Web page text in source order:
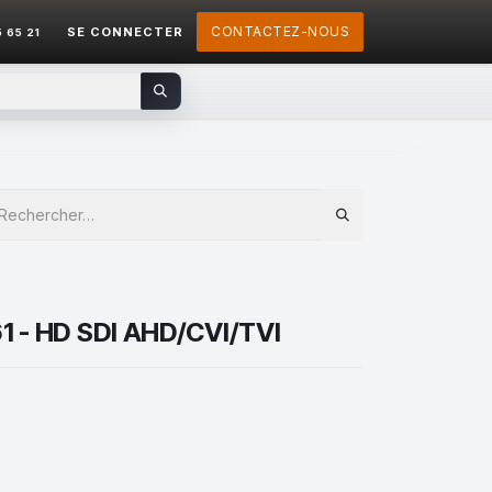
65 21 SE CONNECTER CONTACTEZ-NOUS
- HD SDI AHD/CVI/TVI